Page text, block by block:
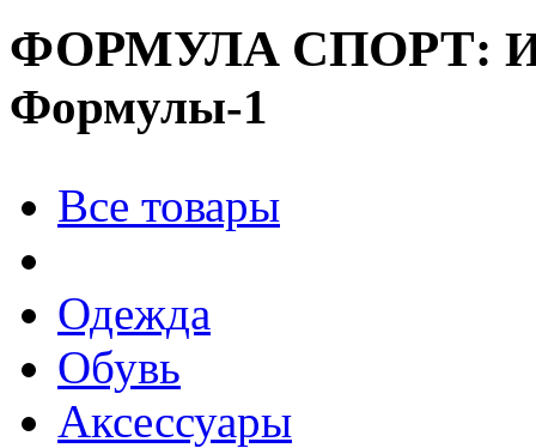
ФОРМУЛА СПОРТ:
Формулы-1
Все товары
Одежда
Обувь
Аксессуары